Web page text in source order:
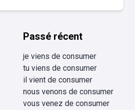
Passé récent
je viens de consumer
tu viens de consumer
il vient de consumer
nous venons de consumer
vous venez de consumer